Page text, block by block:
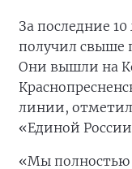
За последние
получил свыше
Они вышли на
линии,
«Единой
«Мы полностью